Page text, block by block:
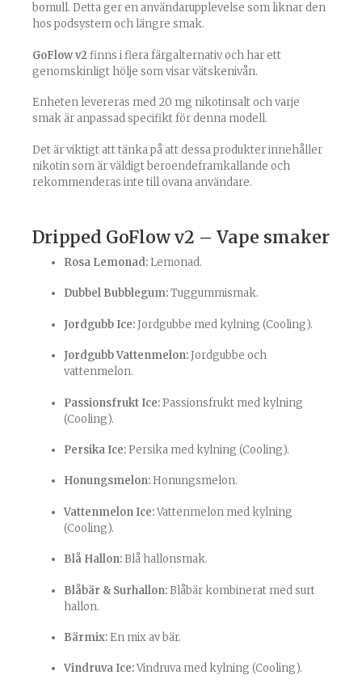
bomull. Detta ger en användarupplevelse som liknar den
hos podsystem och längre smak.
GoFlow v2finns i flera färgalternativ och har ett
genomskinligt hölje som visar vätskenivån.
Enheten levereras med 20 mg nikotinsalt och varje
smak är anpassad specifikt för denna modell.
Det är viktigt att tänka på att dessa produkter innehåller
nikotin som är väldigt beroendeframkallande och
rekommenderas inte till ovana användare.
Dripped GoFlow v2 – Vape smaker
Rosa Lemonad:Lemonad.
Dubbel Bubblegum:Tuggummismak.
Jordgubb Ice:Jordgubbe med kylning (Cooling).
Jordgubb Vattenmelon:Jordgubbe och
vattenmelon.
Passionsfrukt Ice:Passionsfrukt med kylning
(Cooling).
Persika Ice:Persika med kylning (Cooling).
Honungsmelon:Honungsmelon.
Vattenmelon Ice:Vattenmelon med kylning
(Cooling).
Blå Hallon:Blå hallonsmak.
Blåbär & Surhallon:Blåbär kombinerat med surt
hallon.
Bärmix:En mix av bär.
Vindruva Ice:Vindruva med kylning (Cooling).